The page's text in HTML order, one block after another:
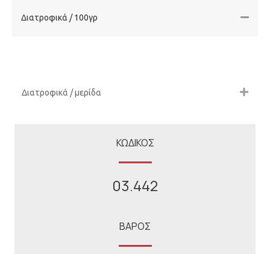
Διατροφικά / 100γρ
Διατροφικά / μερίδα
ΚΩΔΙΚΟΣ
03.442
ΒΑΡΟΣ